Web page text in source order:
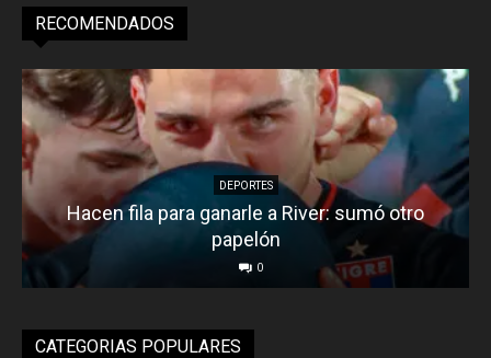
RECOMENDADOS
DEPORTES
Hacen fila para ganarle a River: sumó otro
papelón
0
CATEGORIAS POPULARES